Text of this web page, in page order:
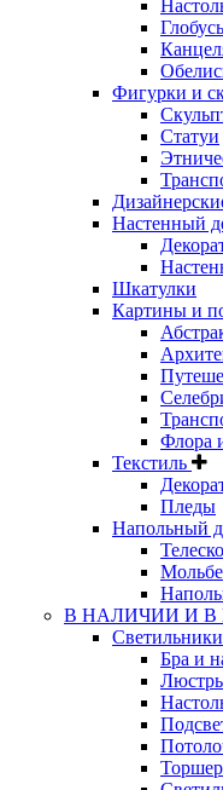
Фигурки и
Статуи
Настенный
Шкатулки
Картины и
Флора
Текстиль
Пледы
Напольный
В НАЛИЧИИ И В
Светильники
Бра и